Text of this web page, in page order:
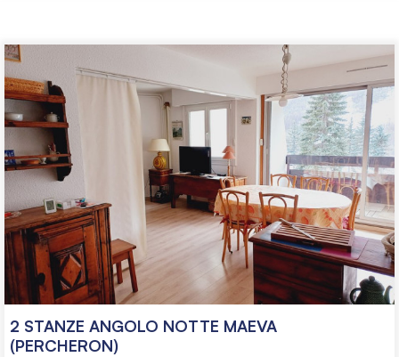
2 STANZE ANGOLO NOTTE MAEVA
(PERCHERON)